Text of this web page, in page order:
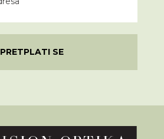
PRETPLATI SE